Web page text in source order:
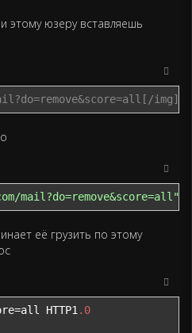
этому юзеру вставляешь
img]
mail?do=remove&score=all"
её грузить по этому
HTTP1.0